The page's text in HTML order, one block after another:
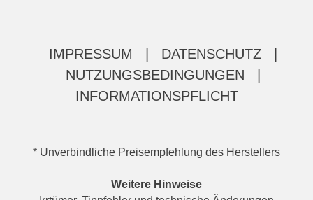
IMPRESSUM DATENSCHUTZ
NUTZUNGSBEDINGUNGEN
INFORMATIONSPFLICHT
* Unverbindliche Preisempfehlung des Herstellers
Weitere Hinweise